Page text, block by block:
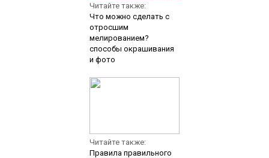
Читайте также:
Что можно сделать с
отросшим
мелированием?
способы окрашивания
и фото
Читайте также:
Правила правильного